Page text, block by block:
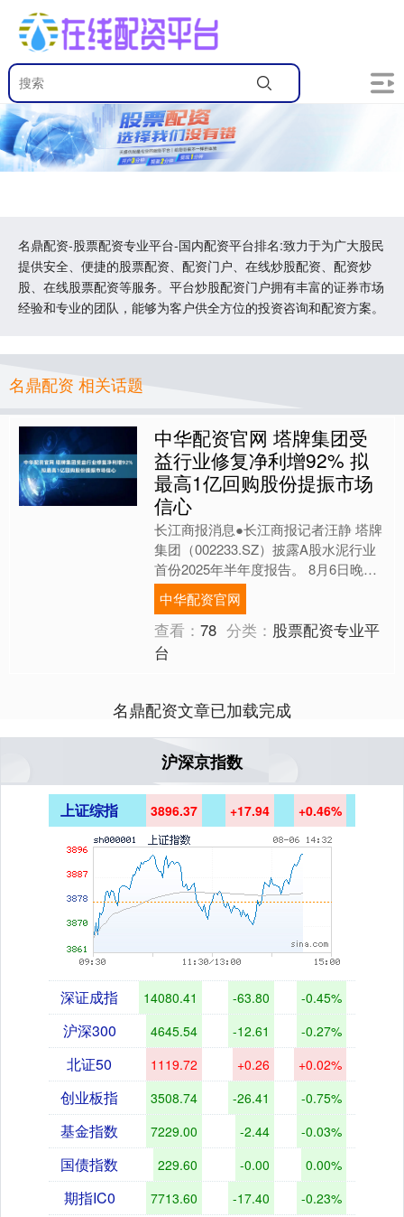
名鼎配资-股票配资专业平台-国内配资平台排名:致力于为广大股民
提供安全、便捷的股票配资、配资门户、在线炒股配资、配资炒
股、在线股票配资等服务。平台炒股配资门户拥有丰富的证券市场
经验和专业的团队，能够为客户供全方位的投资咨询和配资方案。
名鼎配资 相关话题
中华配资官网 塔牌集团受
益行业修复净利增92% 拟
最高1亿回购股份提振市场
信心
长江商报消息●长江商报记者汪静 塔牌
集团（002233.SZ）披露A股水泥行业
首份2025年半年度报告。 8月6日晚
间，塔牌集团披露2025年半年报。半
年报显示....
中华配资官网
查看：78 分类： 股票配资专业平
台
名鼎配资文章已加载完成
沪深京指数
上证综指 3896.37 +17.94 +0.46%
深证成指 14080.41 -63.80 -0.45%
沪深300 4645.54 -12.61 -0.27%
北证50 1119.72 +0.26 +0.02%
创业板指 3508.74 -26.41 -0.75%
基金指数 7229.00 -2.44 -0.03%
国债指数 229.60 -0.00 0.00%
期指IC0 7713.60 -17.40 -0.23%